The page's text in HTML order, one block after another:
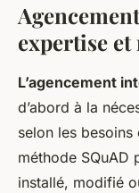
expertise
L’agencement
d’abord à la
selon les
méthode SQuAD
installé, modifié